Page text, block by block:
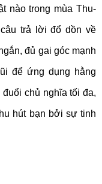
nào trong mùa Thu-
trả lời đổ dồn về
đủ gai góc mạnh
để ứng dụng hằng
chủ nghĩa tối đa,
hút bạn bởi sự tinh